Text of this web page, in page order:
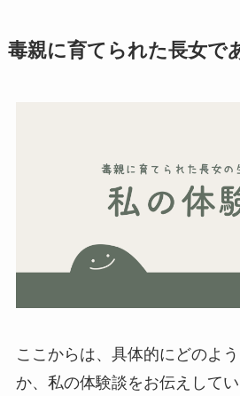
毒親に育てられた長女で
ここからは、具体的にどのよ
か、私の体験談をお伝えしてい